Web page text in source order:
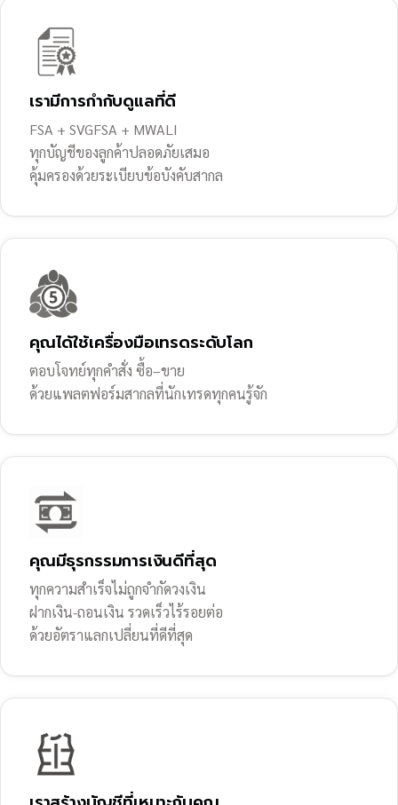
เรามีการกำกับดูแลที่ดี
FSA + SVGFSA + MWALI
ทุกบัญชีของลูกค้าปลอดภัยเสมอ
คุ้มครองด้วยระเบียบข้อบังคับสากล
คุณได้ใช้เครื่องมือเทรดระดับโลก
ตอบโจทย์ทุกคำสั่ง ซื้อ–ขาย
ด้วยแพลตฟอร์มสากลที่นักเทรดทุกคนรู้จัก
คุณมีธุรกรรมการเงินดีที่สุด
ทุกความสำเร็จไม่ถูกจำกัดวงเงิน
ฝากเงิน-ถอนเงิน รวดเร็วไร้รอยต่อ
ด้วยอัตราแลกเปลี่ยนที่ดีที่สุด